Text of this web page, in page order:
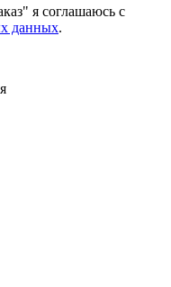
я соглашаюсь с
данных.